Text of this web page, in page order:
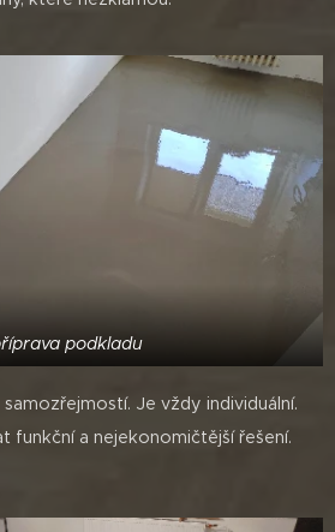
podkladu
Je vždy individuální.
funkční a nejekonomičtější řešení.